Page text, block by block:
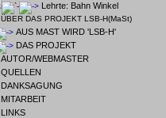
Lehrte: Bahn Winkel
ÜBER DAS PROJEKT LSB-H(MaSt)
AUS MAST WIRD 'LSB-H'
DAS PROJEKT
AUTOR/WEBMASTER
QUELLEN
DANKSAGUNG
MITARBEIT
LINKS